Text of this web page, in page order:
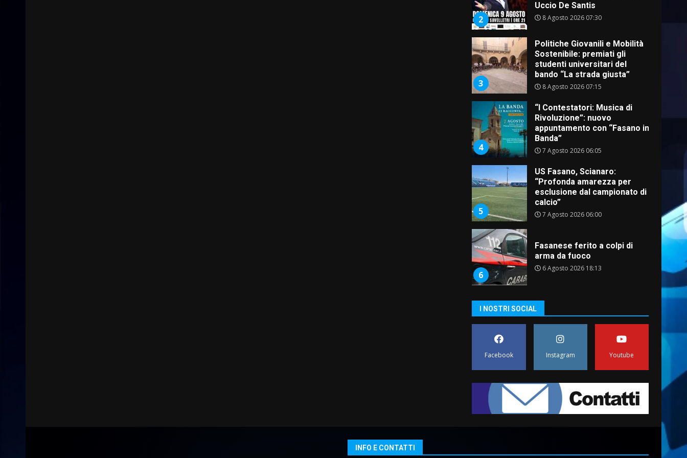
2
Uccio De Santis
8 Agosto 2026 07:30
3
Politiche Giovanili e Mobilità
Sostenibile: premiati gli
studenti universitari del
bando “La strada giusta”
8 Agosto 2026 07:15
4
“I Contestatori: Musica di
Rivoluzione”: nuovo
appuntamento con “Fasano in
Banda”
7 Agosto 2026 06:05
5
US Fasano, Scianaro:
“Profonda amarezza per
esclusione dal campionato di
calcio”
7 Agosto 2026 06:00
6
Fasanese ferito a colpi di
arma da fuoco
6 Agosto 2026 18:13
Carta d’identità: continua il
piano di aperture
6 Agosto 2026 14:16
La Banda Città di Fasano apre
Savelletri
8 Agosto 2026 11:00
Uccio De Santis
I NOSTRI SOCIAL
Facebook Instagram Youtube
INFO E CONTATTI